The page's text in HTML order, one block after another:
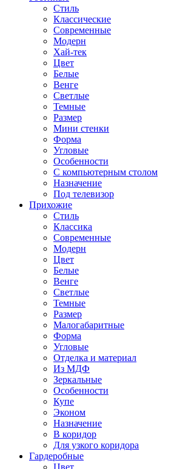
Стиль
Классические
Современные
Модерн
Хай-тек
Цвет
Белые
Венге
Светлые
Темные
Размер
Мини стенки
Форма
Угловые
Особенности
С компьютерным столом
Назначение
Под телевизор
Прихожие
Стиль
Классика
Современные
Модерн
Цвет
Белые
Венге
Светлые
Темные
Размер
Малогабаритные
Форма
Угловые
Отделка и материал
Из МДФ
Зеркальные
Особенности
Купе
Эконом
Назначение
В коридор
Для узкого коридора
Гардеробные
Цвет